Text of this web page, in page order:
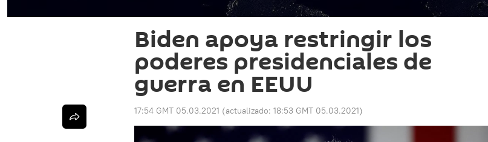
Biden apoya restringir los
poderes presidenciales de
guerra en EEUU
17:54 GMT 05.03.2021 (actualizado: 18:53 GMT 05.03.2021)